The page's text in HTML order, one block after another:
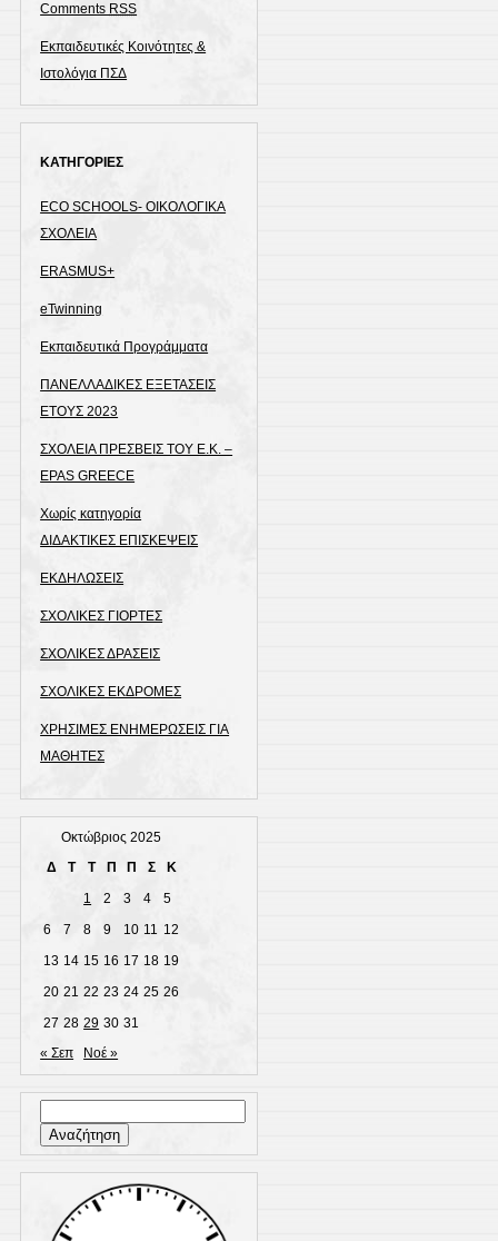
Comments RSS
Εκπαιδευτικές Κοινότητες &
Ιστολόγια ΠΣΔ
ΚΑΤΗΓΟΡΙΕΣ
ECO SCHOOLS- ΟΙΚΟΛΟΓΙΚΑ
ΣΧΟΛΕΙΑ
ERASMUS+
eTwinning
Εκπαιδευτικά Προγράμματα
ΠΑΝΕΛΛΑΔΙΚΕΣ ΕΞΕΤΑΣΕΙΣ
ΕΤΟΥΣ 2023
ΣΧΟΛΕΙΑ ΠΡΕΣΒΕΙΣ ΤΟΥ Ε.Κ. –
EPAS GREECE
Χωρίς κατηγορία
ΔΙΔΑΚΤΙΚΕΣ ΕΠΙΣΚΕΨΕΙΣ
ΕΚΔΗΛΩΣΕΙΣ
ΣΧΟΛΙΚΕΣ ΓΙΟΡΤΕΣ
ΣΧΟΛΙΚΕΣ ΔΡΑΣΕΙΣ
ΣΧΟΛΙΚΕΣ ΕΚΔΡΟΜΕΣ
ΧΡΗΣΙΜΕΣ ΕΝΗΜΕΡΩΣΕΙΣ ΓΙΑ
ΜΑΘΗΤΕΣ
Οκτώβριος 2025
Δ
Τ Τ Π Π Σ
Κ
1
2 3 4
5
6
7 8 9 10 11 12
13 14 15 16 17 18 19
20 21 22 23 24 25 26
27 28 29 30 31
« Σεπ
Νοέ »
για: